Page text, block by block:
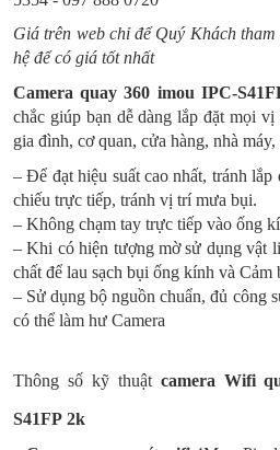
Giá trên web chỉ để Quý Khách
hệ để có giá tốt nhất
Camera quay 360 imou IPC-
chắc giúp bạn dễ dàng lắp đặt mọi
gia đình, cơ quan, cửa hàng, nhà
– Để đạt hiệu suất cao nhất, tránh lắp
chiếu trực tiếp, tránh vị trí mưa bụi.
– Không chạm tay trực tiếp vào ống
– Khi có hiện tượng mờ sử dụng vật
chất để lau sạch bụi ống kính và Cảm
– Sử dụng bộ nguồn chuẩn, đủ công
có thể làm hư Camera
Thông số kỹ thuậtcamera Wifi
S41FP 2k